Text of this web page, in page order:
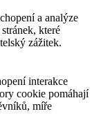
a analýze
které
zážitek.
interakce
cookie pomáhají
míře